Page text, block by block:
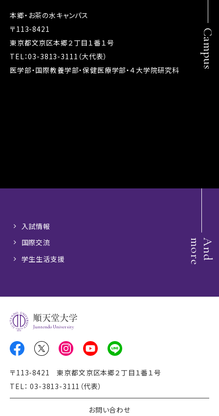
Campus
本郷・お茶の水キャンパス
〒113-8421
東京都文京区本郷２丁目１番１号
TEL：03-3813-3111（大代表）
医学部・国際教養学部・保健医療学部・４大学院研究科
A
n
d
m
o
r
e
入試情報
国際交流
学生生活支援
Juntendo University
〒113-8421 東京都文京区本郷２丁目１番１号
TEL： 03-3813-3111（代表）
お問い合わせ